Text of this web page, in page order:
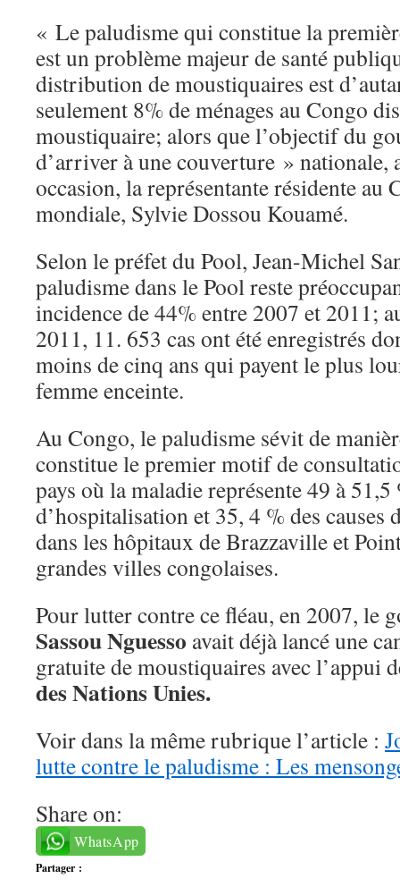
« Le paludisme qui constitue la
est un problème majeur de santé
distribution de moustiquaires est
seulement 8% de ménages au Congo
moustiquaire; alors que l’objectif du
d’arriver à une couverture » nationale,
occasion, la représentante résidente au
mondiale, Sylvie Dossou Kouamé.
Selon le préfet du Pool, Jean-Michel
paludisme dans le Pool reste
incidence de 44% entre 2007 et 2011;
2011, 11. 653 cas ont été enregistrés
moins de cinq ans qui payent le plus
femme enceinte.
Au Congo, le paludisme sévit de
constitue le premier motif de
pays où la maladie représente 49 à 51,5
d’hospitalisation et 35, 4 % des causes
dans les hôpitaux de Brazzaville et
grandes villes congolaises.
Pour lutter contre ce fléau, en 2007, le
Sassou Nguesso avait déjà lancé une
gratuite de moustiquaires avec l’appui
des Nations Unies.
Voir dans la même rubrique l’article :
lutte contre le paludisme : Les
Share on:
WhatsApp
Partager :